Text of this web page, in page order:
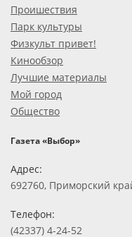
Проишествия
Парк культуры
Физкульт привет!
Кинообзор
Лучшие материалы
Мой город
Общество
Газета «Выбор»
Адрес:
692760, Приморский
Телефон:
(42337) 4-24-52